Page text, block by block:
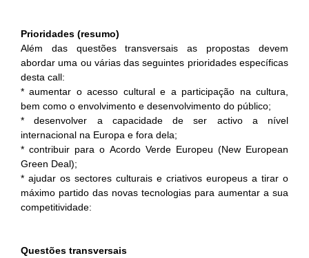
Prioridades (resumo)
Além das questões transversais as propostas devem
abordar uma ou várias das seguintes prioridades específicas
desta call:
* aumentar o acesso cultural e a participação na cultura,
bem como o envolvimento e desenvolvimento do público;
* desenvolver a capacidade de ser activo a nível
internacional na Europa e fora dela;
* contribuir para o Acordo Verde Europeu (New European
Green Deal);
* ajudar os sectores culturais e criativos europeus a tirar o
máximo partido das novas tecnologias para aumentar a sua
competitividade:
Questões transversais